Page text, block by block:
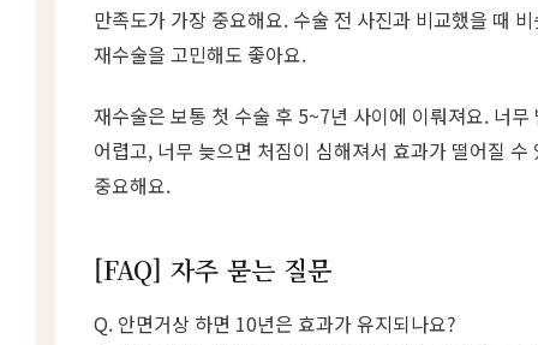
만족도가 가장 중요해요. 수술 전 사진과 비교했을 때
재수술을 고민해도 좋아요.
재수술은 보통 첫 수술 후 5~7년 사이에 이뤄져요. 너
어렵고, 너무 늦으면 처짐이 심해져서 효과가 떨어질
중요해요.
[FAQ] 자주 묻는 질문
Q. 안면거상 하면 10년은 효과가 유지되나요?